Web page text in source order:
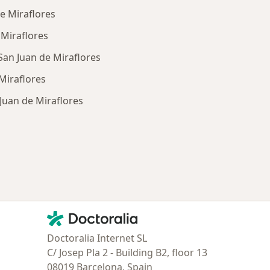
Miraflores
Miraflores
Juan de Miraflores
de Miraflores
Contacto
Doctoralia - Página de inicio
Doctoralia Internet SL
C/ Josep Pla 2 - Building B2, floor 13
08019 Barcelona, Spain